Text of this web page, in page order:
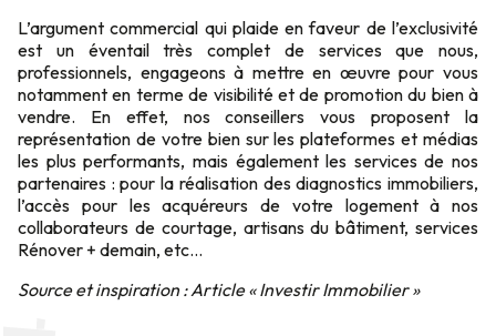
L’argument commercial qui plaide en faveur de l’exclusivité
est un éventail très complet de services que nous,
professionnels, engageons à mettre en œuvre pour vous
notamment en terme de visibilité et de promotion du bien à
vendre. En effet, nos conseillers vous proposent la
représentation de votre bien sur les plateformes et médias
les plus performants, mais également les services de nos
partenaires : pour la réalisation des diagnostics immobiliers,
l’accès pour les acquéreurs de votre logement à nos
collaborateurs de courtage, artisans du bâtiment, services
Rénover + demain, etc…
Source et inspiration : Article « Investir Immobilier »